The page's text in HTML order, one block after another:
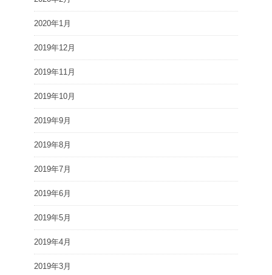
2020年1月
2019年12月
2019年11月
2019年10月
2019年9月
2019年8月
2019年7月
2019年6月
2019年5月
2019年4月
2019年3月